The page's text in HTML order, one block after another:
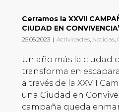
Cerramos la XXVII
CIUDAD EN
25.05.2023 | Actividades, Noticias,
Un año más la ciudad
transforma en
a través de la XXVII
una Ciudad en
campaña queda